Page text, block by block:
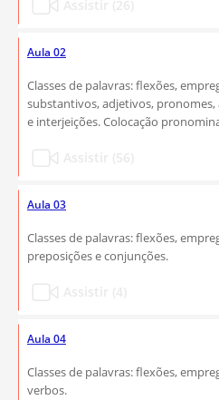
Aula 02
Classes de palavras: flexões,
substantivos, adjetivos,
e interjeições. Colocação
Aula 03
Classes de palavras: flexões,
preposições e conjunções.
Aula 04
Classes de palavras: flexões,
verbos.